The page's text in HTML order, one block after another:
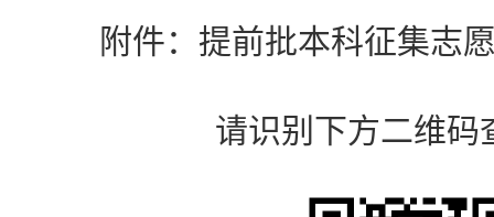
附件：提前批本科征集志愿
请识别下方二维码